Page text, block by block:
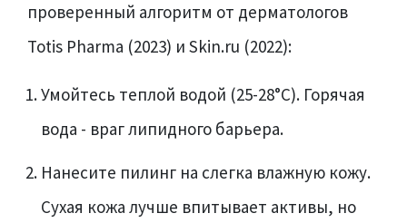
проверенный алгоритм от дерматологов
Totis Pharma (2023) и Skin.ru (2022):
Умойтесь теплой водой (25-28°C). Горячая
вода - враг липидного барьера.
Нанесите пилинг на слегка влажную кожу.
Сухая кожа лучше впитывает активы, но